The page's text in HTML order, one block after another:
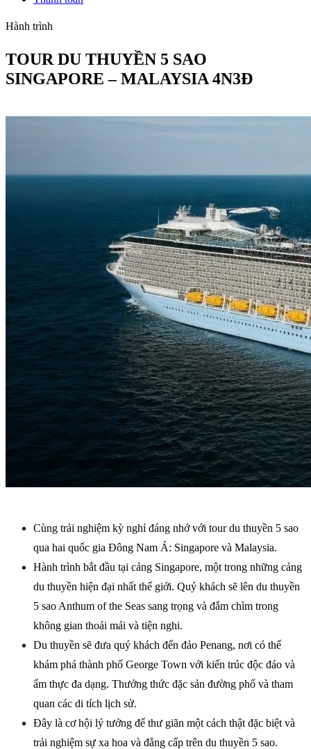
Hành trình
TOUR DU THUYỀN 5 SAO
SINGAPORE – MALAYSIA 4N3Đ
Cùng trải nghiệm kỳ nghỉ đáng nhớ với tour du thuyền 5 sao
qua hai quốc gia Đông Nam Á: Singapore và Malaysia.
Hành trình bắt đầu tại cảng Singapore, một trong những cảng
du thuyền hiện đại nhất thế giới. Quý khách sẽ lên du thuyền
5 sao Anthum of the Seas sang trọng và đắm chìm trong
không gian thoải mái và tiện nghi.
Du thuyền sẽ đưa quý khách đến đảo Penang, nơi có thể
khám phá thành phố George Town với kiến trúc độc đáo và
ẩm thực đa dạng. Thưởng thức đặc sản đường phố và tham
quan các di tích lịch sử.
Đây là cơ hội lý tưởng để thư giãn một cách thật đặc biệt và
trải nghiệm sự xa hoa và đẳng cấp trên du thuyền 5 sao.